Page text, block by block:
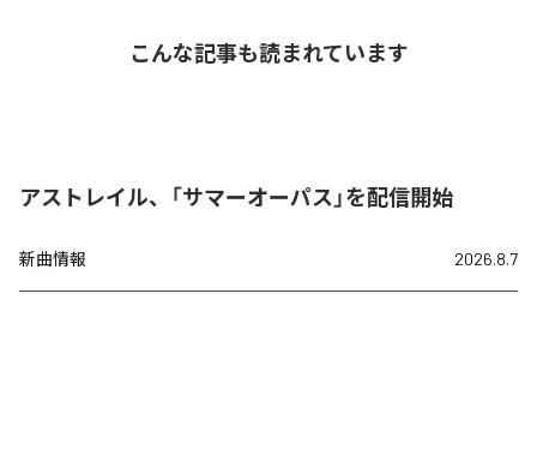
こんな記事も読まれています
アストレイル、「サマーオーパス」を配信開始
新曲情報 2026.8.7